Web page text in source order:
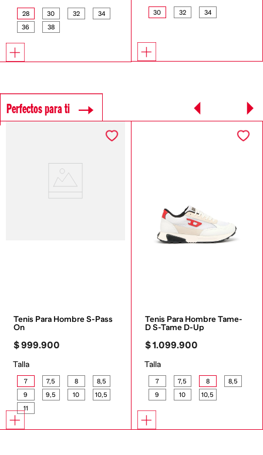
28 30 32
34
36
38
30 32 34
Perfectos para ti
Tenis Para Hombre S-Pass
On
$999.900
Talla
7 7,5 8
8,5
9
9,5 10
10,5
11
Tenis Para Hombre Tame-
D S-Tame D-Up
$1.099.900
Talla
7 7,5 8
8,5
9
10 10,5